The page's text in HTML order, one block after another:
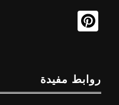
روابط مفيدة